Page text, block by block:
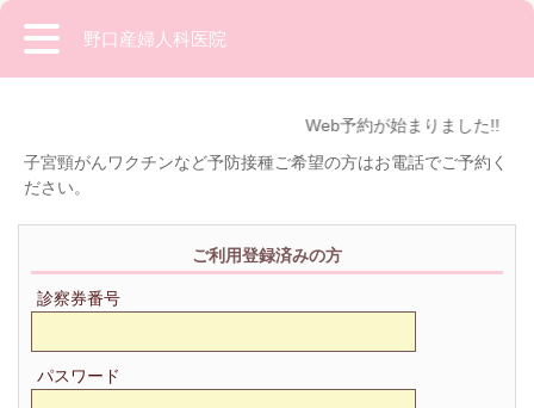
野口産婦人科医院
Web予約が始まりました!!
子宮頸がんワクチンなど予防接種ご希望の方はお電話でご予約く
ださい。
ご利用登録済みの方
診察券番号
パスワード